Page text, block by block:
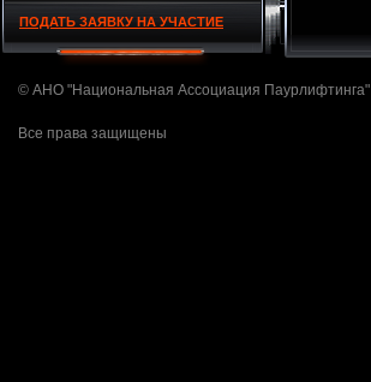
ПОДАТЬ ЗАЯВКУ НА УЧАСТИЕ
© АНО "Национальная Ассоциация Паурлифтинга"
Все права защищены